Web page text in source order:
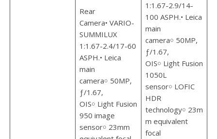
Rear
Camera• VARIO-
SUMMILUX
1:1.67-2.4/17-60
ASPH.• Leica
main
camera￮ 50MP,
ƒ/1.67,
OIS￮ Light Fusion
950 image
sensor￮ 23mm
1:1.67-2.9/14-
100 ASPH.• Leica
main
camera￮ 50MP,
ƒ/1.67,
OIS￮ Light Fusion
1050L
sensor￮ LOFIC
HDR
technology￮ 23m
m equivalent
focal